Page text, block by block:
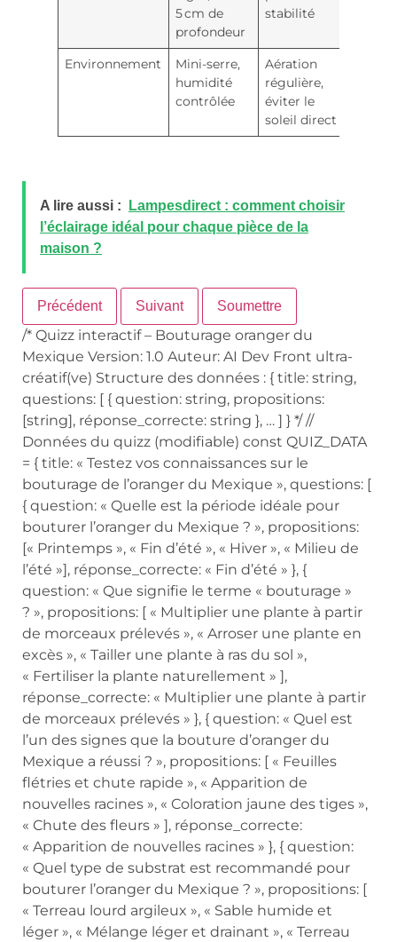
5 cm de
profondeur
stabilité
Environnement
Mini-serre,
humidité
contrôlée
Aération
régulière,
éviter le
soleil direct
A lire aussi :
Lampesdirect : comment choisir
l’éclairage idéal pour chaque pièce de la
maison ?
Précédent Suivant Soumettre
/* Quizz interactif – Bouturage oranger du
Mexique Version: 1.0 Auteur: AI Dev Front ultra-
créatif(ve) Structure des données : { title: string,
questions: [ { question: string, propositions:
[string], réponse_correcte: string }, … ] } */ //
Données du quizz (modifiable) const QUIZ_DATA
= { title: « Testez vos connaissances sur le
bouturage de l’oranger du Mexique », questions: [
{ question: « Quelle est la période idéale pour
bouturer l’oranger du Mexique ? », propositions:
[« Printemps », « Fin d’été », « Hiver », « Milieu de
l’été »], réponse_correcte: « Fin d’été » }, {
question: « Que signifie le terme « bouturage »
? », propositions: [ « Multiplier une plante à partir
de morceaux prélevés », « Arroser une plante en
excès », « Tailler une plante à ras du sol »,
« Fertiliser la plante naturellement » ],
réponse_correcte: « Multiplier une plante à partir
de morceaux prélevés » }, { question: « Quel est
l’un des signes que la bouture d’oranger du
Mexique a réussi ? », propositions: [ « Feuilles
flétries et chute rapide », « Apparition de
nouvelles racines », « Coloration jaune des tiges »,
« Chute des fleurs » ], réponse_correcte:
« Apparition de nouvelles racines » }, { question:
« Quel type de substrat est recommandé pour
bouturer l’oranger du Mexique ? », propositions: [
« Terreau lourd argileux », « Sable humide et
léger », « Mélange léger et drainant », « Terreau